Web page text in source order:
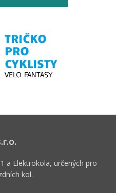
a Elektrokola, určených pro
kol.